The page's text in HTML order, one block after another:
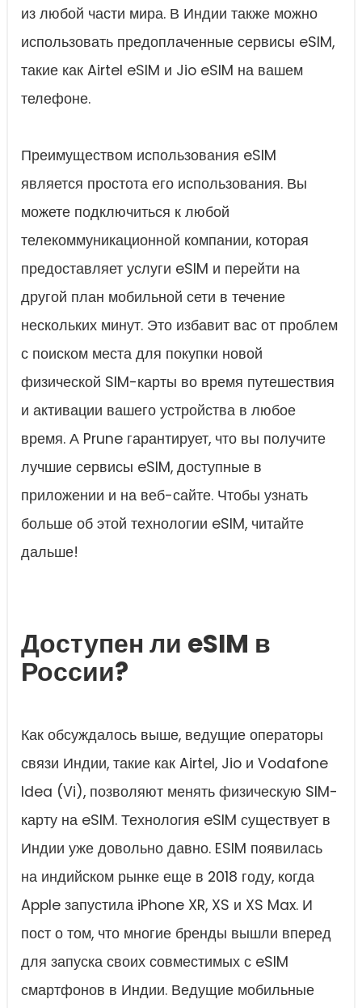
из любой части мира. В Индии также можно
использовать предоплаченные сервисы eSIM,
такие как Airtel eSIM и Jio eSIM на вашем
телефоне.
Преимуществом использования eSIM
является простота его использования. Вы
можете подключиться к любой
телекоммуникационной компании, которая
предоставляет услуги eSIM и перейти на
другой план мобильной сети в течение
нескольких минут. Это избавит вас от проблем
с поиском места для покупки новой
физической SIM-карты во время путешествия
и активации вашего устройства в любое
время. А Prune гарантирует, что вы получите
лучшие сервисы eSIM, доступные в
приложении и на веб-сайте. Чтобы узнать
больше об этой технологии eSIM, читайте
дальше!
Доступен ли eSIM в
России?
Как обсуждалось выше, ведущие операторы
связи Индии, такие как Airtel, Jio и Vodafone
Idea (Vi), позволяют менять физическую SIM-
карту на eSIM. Технология eSIM существует в
Индии уже довольно давно. ESIM появилась
на индийском рынке еще в 2018 году, когда
Apple запустила iPhone XR, XS и XS Max. И
пост о том, что многие бренды вышли вперед
для запуска своих совместимых с eSIM
смартфонов в Индии. Ведущие мобильные